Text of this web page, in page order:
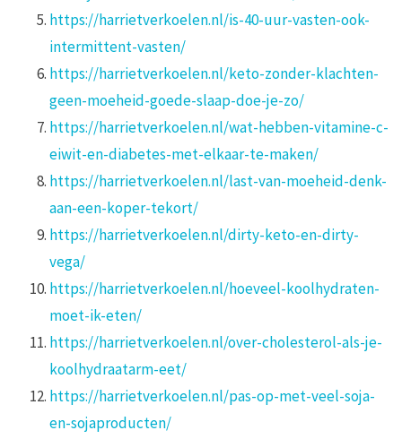
https://harrietverkoelen.nl/is-40-uur-vasten-ook-
intermittent-vasten/
https://harrietverkoelen.nl/keto-zonder-klachten-
geen-moeheid-goede-slaap-doe-je-zo/
https://harrietverkoelen.nl/wat-hebben-vitamine-c-
eiwit-en-diabetes-met-elkaar-te-maken/
https://harrietverkoelen.nl/last-van-moeheid-denk-
aan-een-koper-tekort/
https://harrietverkoelen.nl/dirty-keto-en-dirty-
vega/
https://harrietverkoelen.nl/hoeveel-koolhydraten-
moet-ik-eten/
https://harrietverkoelen.nl/over-cholesterol-als-je-
koolhydraatarm-eet/
https://harrietverkoelen.nl/pas-op-met-veel-soja-
en-sojaproducten/